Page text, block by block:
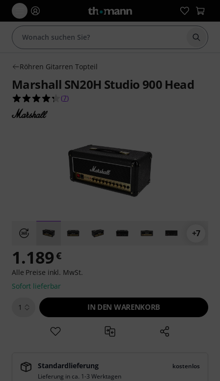
Suche
Röhren Gitarren Topteil
Marshall SN20H Studio 900 Head
4.3 von 5 Sternen aus 7 Kundenbewertungen
(7)
+7
1.189€
Alle Preise inkl. MwSt.
Sofort lieferbar
1 IN DEN WARENKORB
Standardlieferung
kostenlos
Lieferung in ca. 1-3 Werktagen